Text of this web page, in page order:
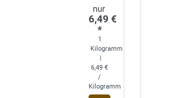
6,49 €
*
1
Kilogramm
|
6,49 €
/
Kilogramm